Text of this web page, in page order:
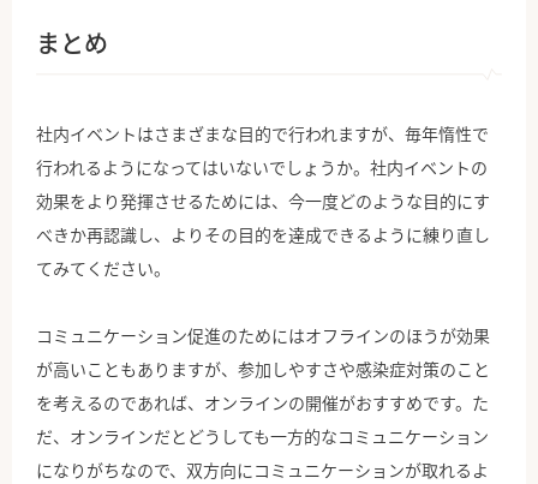
まとめ
社内イベントはさまざまな目的で行われますが、毎年惰性で
行われるようになってはいないでしょうか。社内イベントの
効果をより発揮させるためには、今一度どのような目的にす
べきか再認識し、よりその目的を達成できるように練り直し
てみてください。
コミュニケーション促進のためにはオフラインのほうが効果
が高いこともありますが、参加しやすさや感染症対策のこと
を考えるのであれば、オンラインの開催がおすすめです。た
だ、オンラインだとどうしても一方的なコミュニケーション
になりがちなので、双方向にコミュニケーションが取れるよ